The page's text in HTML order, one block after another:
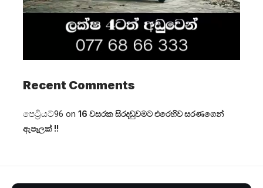
Recent Comments
පෙට්‍රියට්96 on 16 වසරක සිරදඬුවමට එරෙහිව සරණගෙන්
ඇපෑලක් !!